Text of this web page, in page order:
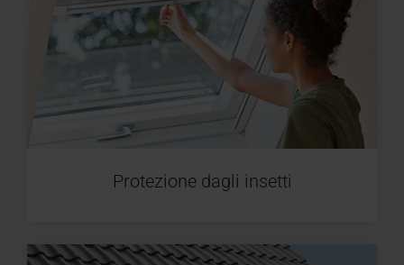
Protezione dagli insetti